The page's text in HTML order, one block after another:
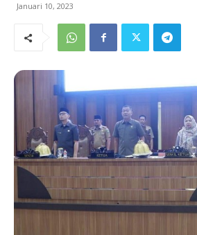
Januari 10, 2023